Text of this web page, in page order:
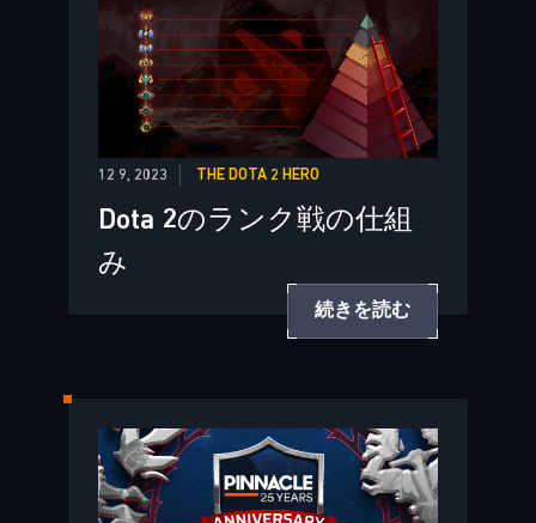
12 9, 2023 THE DOTA 2 HERO
Dota 2のランク戦の仕組
み
続きを読む